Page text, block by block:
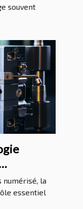
souvent
numérisé, la
essentiel